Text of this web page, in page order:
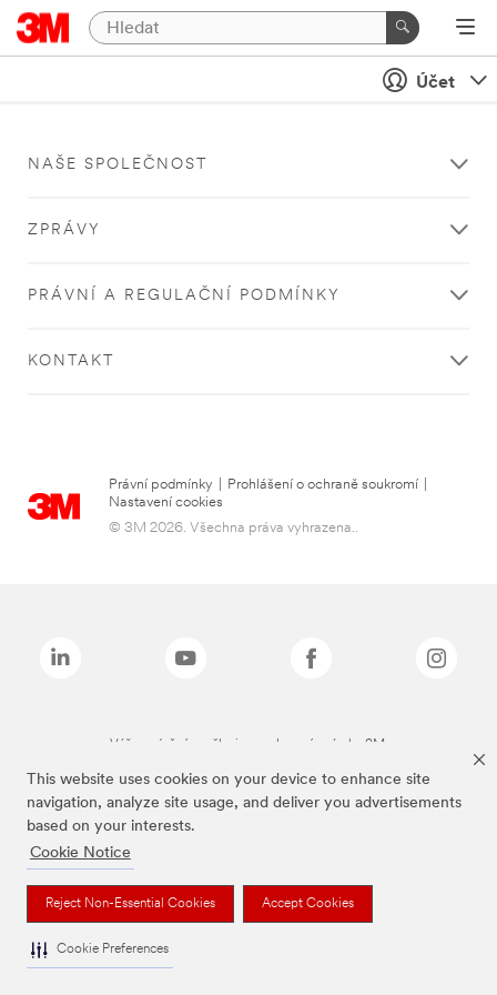
This website uses cookies on your device to enhance site
navigation, analyze site usage, and deliver you advertisements
based on your interests.
Cookie Notice
Reject Non-Essential Cookies Accept Cookies
Cookie Preferences
Účet
NAŠE SPOLEČNOST
ZPRÁVY
PRÁVNÍ A REGULAČNÍ PODMÍNKY
KONTAKT
Právní podmínky Prohlášení o ochraně soukromí
Nastavení cookies
© 3M 2026. Všechna práva vyhrazena..
Výše zmíněné značky jsou ochranné známky 3M.